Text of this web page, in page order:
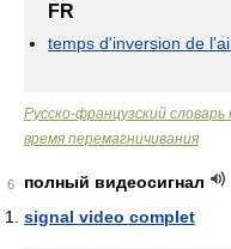
FR
temps d'inversion de
Русско-французский
время перемагничивания
6
полный видеосигнал
signal video complet